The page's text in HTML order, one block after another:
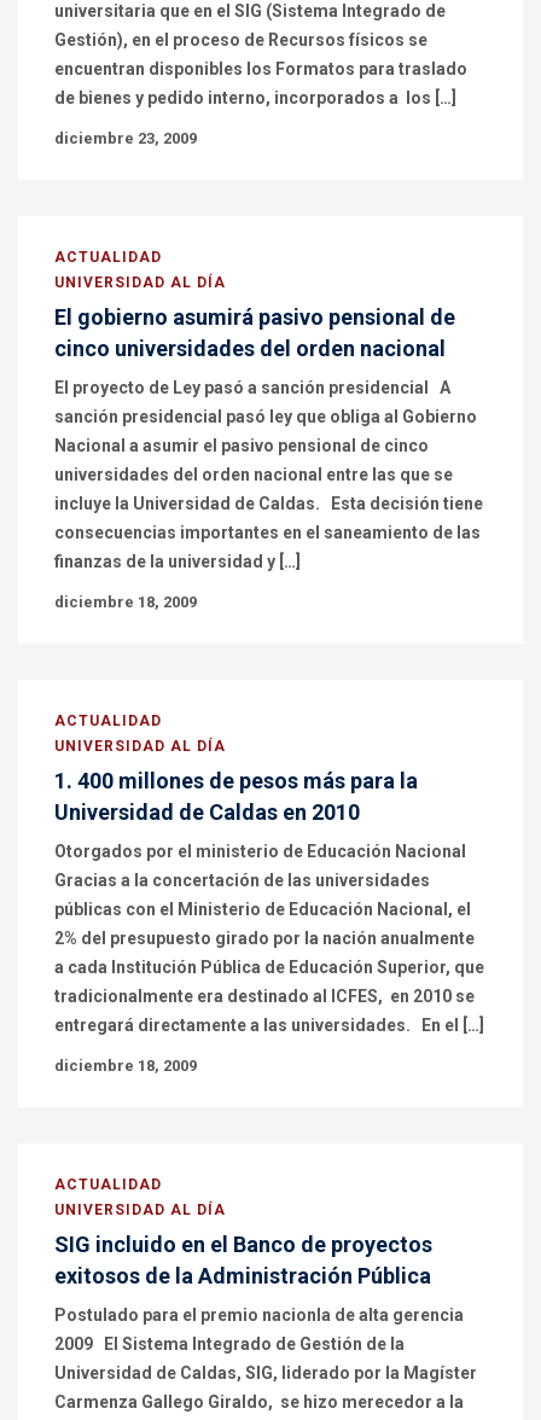
universitaria que en el SIG (Sistema Integrado de
Gestión), en el proceso de Recursos físicos se
encuentran disponibles los Formatos para traslado
de bienes y pedido interno, incorporados a los […]
diciembre 23, 2009
ACTUALIDAD
UNIVERSIDAD AL DÍA
El gobierno asumirá pasivo pensional de
cinco universidades del orden nacional
El proyecto de Ley pasó a sanción presidencial A
sanción presidencial pasó ley que obliga al Gobierno
Nacional a asumir el pasivo pensional de cinco
universidades del orden nacional entre las que se
incluye la Universidad de Caldas. Esta decisión tiene
consecuencias importantes en el saneamiento de las
finanzas de la universidad y […]
diciembre 18, 2009
ACTUALIDAD
UNIVERSIDAD AL DÍA
1. 400 millones de pesos más para la
Universidad de Caldas en 2010
Otorgados por el ministerio de Educación Nacional
Gracias a la concertación de las universidades
públicas con el Ministerio de Educación Nacional, el
2% del presupuesto girado por la nación anualmente
a cada Institución Pública de Educación Superior, que
tradicionalmente era destinado al ICFES, en 2010 se
entregará directamente a las universidades. En el […]
diciembre 18, 2009
ACTUALIDAD
UNIVERSIDAD AL DÍA
SIG incluido en el Banco de proyectos
exitosos de la Administración Pública
Postulado para el premio nacionla de alta gerencia
2009 El Sistema Integrado de Gestión de la
Universidad de Caldas, SIG, liderado por la Magíster
Carmenza Gallego Giraldo, se hizo merecedor a la